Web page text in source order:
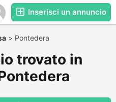
Inserisci un annuncio
> Pontedera
trovato in